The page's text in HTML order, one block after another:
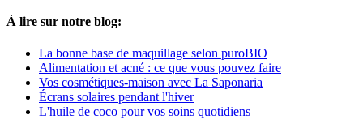
À lire sur notre blog:
La bonne base de maquillage selon puroBIO
Alimentation et acné : ce que vous pouvez faire
Vos cosmétiques-maison avec La Saponaria
Écrans solaires pendant l'hiver
L'huile de coco pour vos soins quotidiens